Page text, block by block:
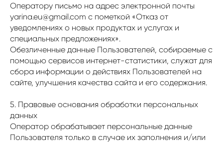
Оператору письмо на адрес электронной почты
yarina.eu@gmail.com с пометкой «Отказ от
уведомлениях о новых продуктах и услугах и
специальных предложениях».
Обезличенные данные Пользователей, собираемые с
помощью сервисов интернет-статистики, служат для
сбора информации о действиях Пользователей на
сайте, улучшения качества сайта и его содержания.
5. Правовые основания обработки персональных
данных
Оператор обрабатывает персональные данные
Пользователя только в случае их заполнения и/или